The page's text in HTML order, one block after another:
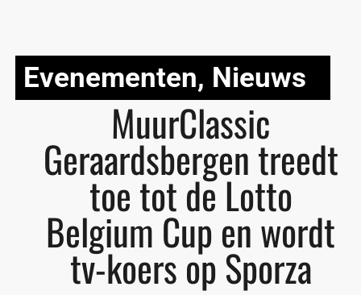
Evenementen, Nieuws
MuurClassic
Geraardsbergen treedt
toe tot de Lotto
Belgium Cup en wordt
tv-koers op Sporza